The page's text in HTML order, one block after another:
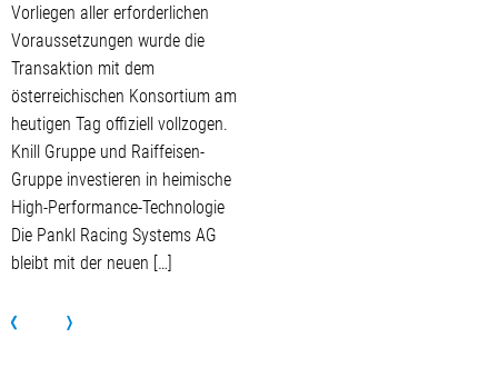
Vorliegen aller erforderlichen
Voraussetzungen wurde die
Transaktion mit dem
österreichischen Konsortium am
heutigen Tag offiziell vollzogen.
Knill Gruppe und Raiffeisen-
Gruppe investieren in heimische
High-Performance-Technologie
Die Pankl Racing Systems AG
bleibt mit der neuen […]